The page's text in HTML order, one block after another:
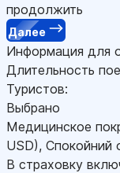
продолжить
Далее
Информация для
Длительность
Туристов:
Выбрано
Медицинское
USD), Спокойний
В страховку